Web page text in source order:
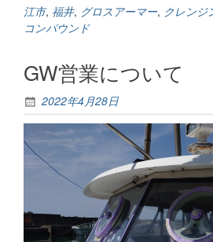
江市, 福井, グロスアーマー, クレンジ
コンパウンド
GW営業について
2022年4月28日